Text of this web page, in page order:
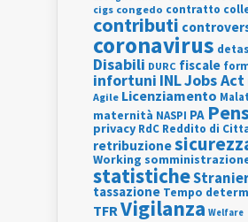
cigs congedo contratto
contributi
coronavirus
Disabili DURC fiscale
infortuni INLJobs Act
Agile Licenziamento
maternità NASPI PA
privacy RdC Reddito di
retribuzione
Working
statistiche
tassazione Tempo
TFRVigilanza Welfare